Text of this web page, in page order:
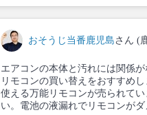
おそうじ当番鹿児島 さん (
エアコンの本体と汚れには関係
リモコンの買い替えをおすすめ
使える万能リモコンが売られて
い。電池の液漏れでリモコンがダ